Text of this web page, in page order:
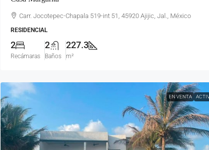
Carr. Jocotepec-Chapala 519-int 51, 45920 Ajijic, Jal., México
RESIDENCIAL
2
Recámaras
2
Baños
227.3
m²
EN VENTA